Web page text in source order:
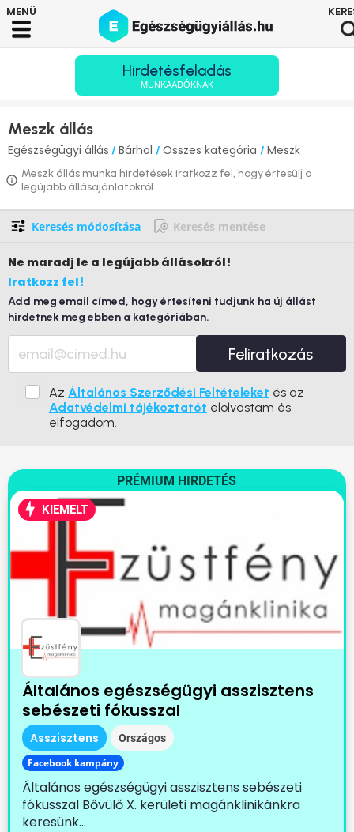
Hirdetésfeladás
MUNKAADÓKNAK
Meszk állás
Egészségügyi állás / Bárhol / Összes kategória / Meszk
Meszk állás munka hirdetések iratkozz fel, hogy értesülj a
legújabb állásajánlatokról.
Keresés módosítása Keresés mentése
Ne maradj le a legújabb állásokról!
Iratkozz fel!
Add meg email címed, hogy értesíteni tudjunk ha új állást
hirdetnek meg ebben a kategóriában.
Feliratkozás
Az Általános Szerződési Feltételeket és az
Adatvédelmi tájékoztatót elolvastam és
elfogadom.
PRÉMIUM HIRDETÉS
KIEMELT
Általános egészségügyi asszisztens
sebészeti fókusszal
Asszisztens Országos
Facebook kampány
Általános egészségügyi asszisztens sebészeti
fókusszal Bővülő X. kerületi magánklinikánkra
keresünk...